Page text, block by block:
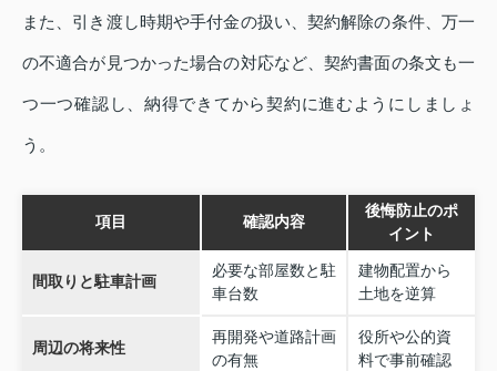
また、引き渡し時期や手付金の扱い、契約解除の条件、万一
の不適合が見つかった場合の対応など、契約書面の条文も一
つ一つ確認し、納得できてから契約に進むようにしましょ
う。
項目 確認内容
後悔防止のポ
イント
間取りと駐車計画
必要な部屋数と駐
車台数
建物配置から
土地を逆算
周辺の将来性
再開発や道路計画
の有無
役所や公的資
料で事前確認